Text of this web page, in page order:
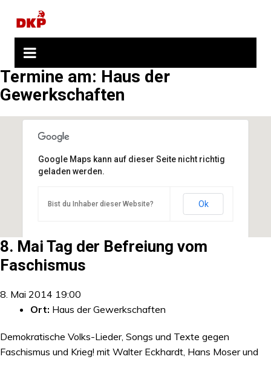
Inhalt
springen
Termine am: Haus der
Gewerkschaften
Google Maps kann auf dieser Seite nicht richtig
geladen werden.
Bist du Inhaber dieser Website? Ok
8. Mai Tag der Befreiung vom
Faschismus
8. Mai 2014 19:00
Ort: Haus der Gewerkschaften
Demokratische Volks-Lieder, Songs und Texte gegen
Faschismus und Krieg! mit Walter Eckhardt, Hans Moser und